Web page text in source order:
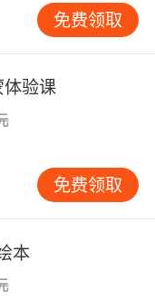
reap the
宗教警示演变为
反应。"A wind
洲独立运动，现
孕育的"batten
在日常用语中
得关注的是，英
如"get the wind
）源自帆船竞赛
速度又暗示不可
学习者的语境理
免费领取
验课
免费领取
本